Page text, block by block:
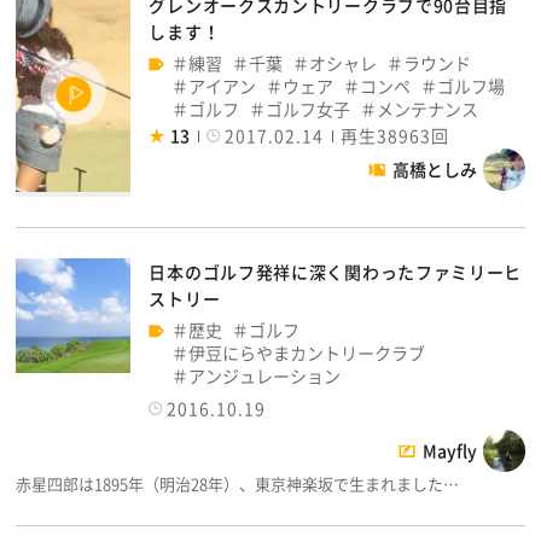
します！
練習
千葉 オシャレ
ラウンド
アイアン
ウェア コンペ
ゴルフ場
ゴルフ
ゴルフ女子
メンテナンス
13
2017.02.14
再生38963回
高橋としみ
日本のゴルフ発祥に深く関わったファミリーヒ
ストリー
歴史
ゴルフ
伊豆にらやまカントリークラブ
アンジュレーション
2016.10.19
Mayfly
赤星四郎は1895年（明治28年）、東京神楽坂で生まれました…